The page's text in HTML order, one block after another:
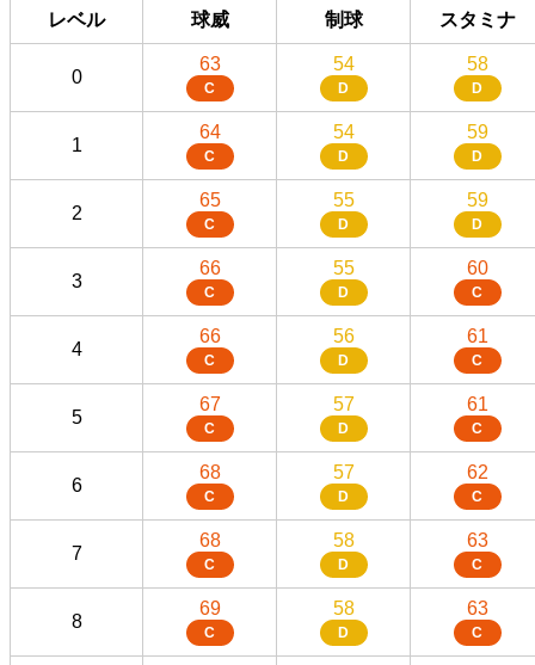
レベル 球威 制球 スタミナ
0
63
C
54
D
58
D
1
64
C
54
D
59
D
2
65
C
55
D
59
D
3
66
C
55
D
60
C
4
66
C
56
D
61
C
5
67
C
57
D
61
C
6
68
C
57
D
62
C
7
68
C
58
D
63
C
8
69
C
58
D
63
C